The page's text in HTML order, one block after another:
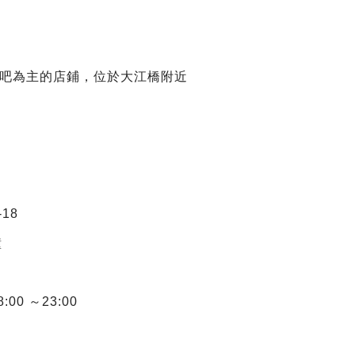
為主的店鋪，位於大江橋附近
18
～23:00